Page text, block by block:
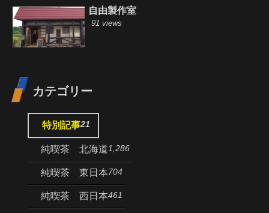
自由製作室
91 views
カテゴリー
特別記事21
純喫茶 北海道1,286
純喫茶 東日本704
純喫茶 西日本461